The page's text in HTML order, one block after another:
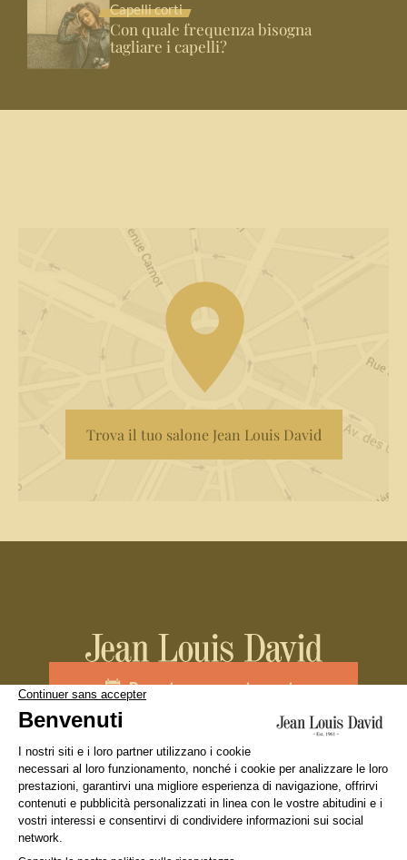
Capelli corti
Con quale frequenza bisogna
tagliare i capelli?
Trova il tuo salone Jean Louis David
Prenota un appuntamento
La nostra marca Cercare un salone Diciture Legali